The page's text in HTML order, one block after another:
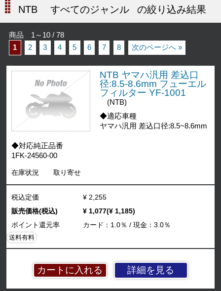
NTB すべてのジャンル の絞り込み結果
商品 1～10 / 78
1
2 3 4 5 6 7 8 次のページへ »
NTB ヤマハ汎用 差込口
径:8.5-8.6mm フューエル
フィルター YF-1001
(NTB)
◆適応車種
ヤマハ汎用 差込口径:8.5~8.6mm
◆対応純正品番
1FK-24560-00
在庫状況 取り寄せ
詳細を見る
税込定価
¥ 2,255
販売価格(税込)
¥ 1,077(¥ 1,185)
ポイント還元率
カード：1.0％ / 現金：3.0％
送料有料